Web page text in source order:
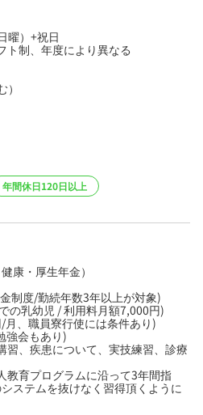
曜）+祝日
ト制、年度により異なる
年間休日120日以上
康・厚生年金）
制度/勤続年数3年以上が対象)
の乳幼児 / 利用料月額7,000円)
、職員寮行使には条件あり)
強会もあり)
習、疾患について、実技練習、診療
教育プログラムに沿って3年間指
ステムを抜けなく習得頂くように